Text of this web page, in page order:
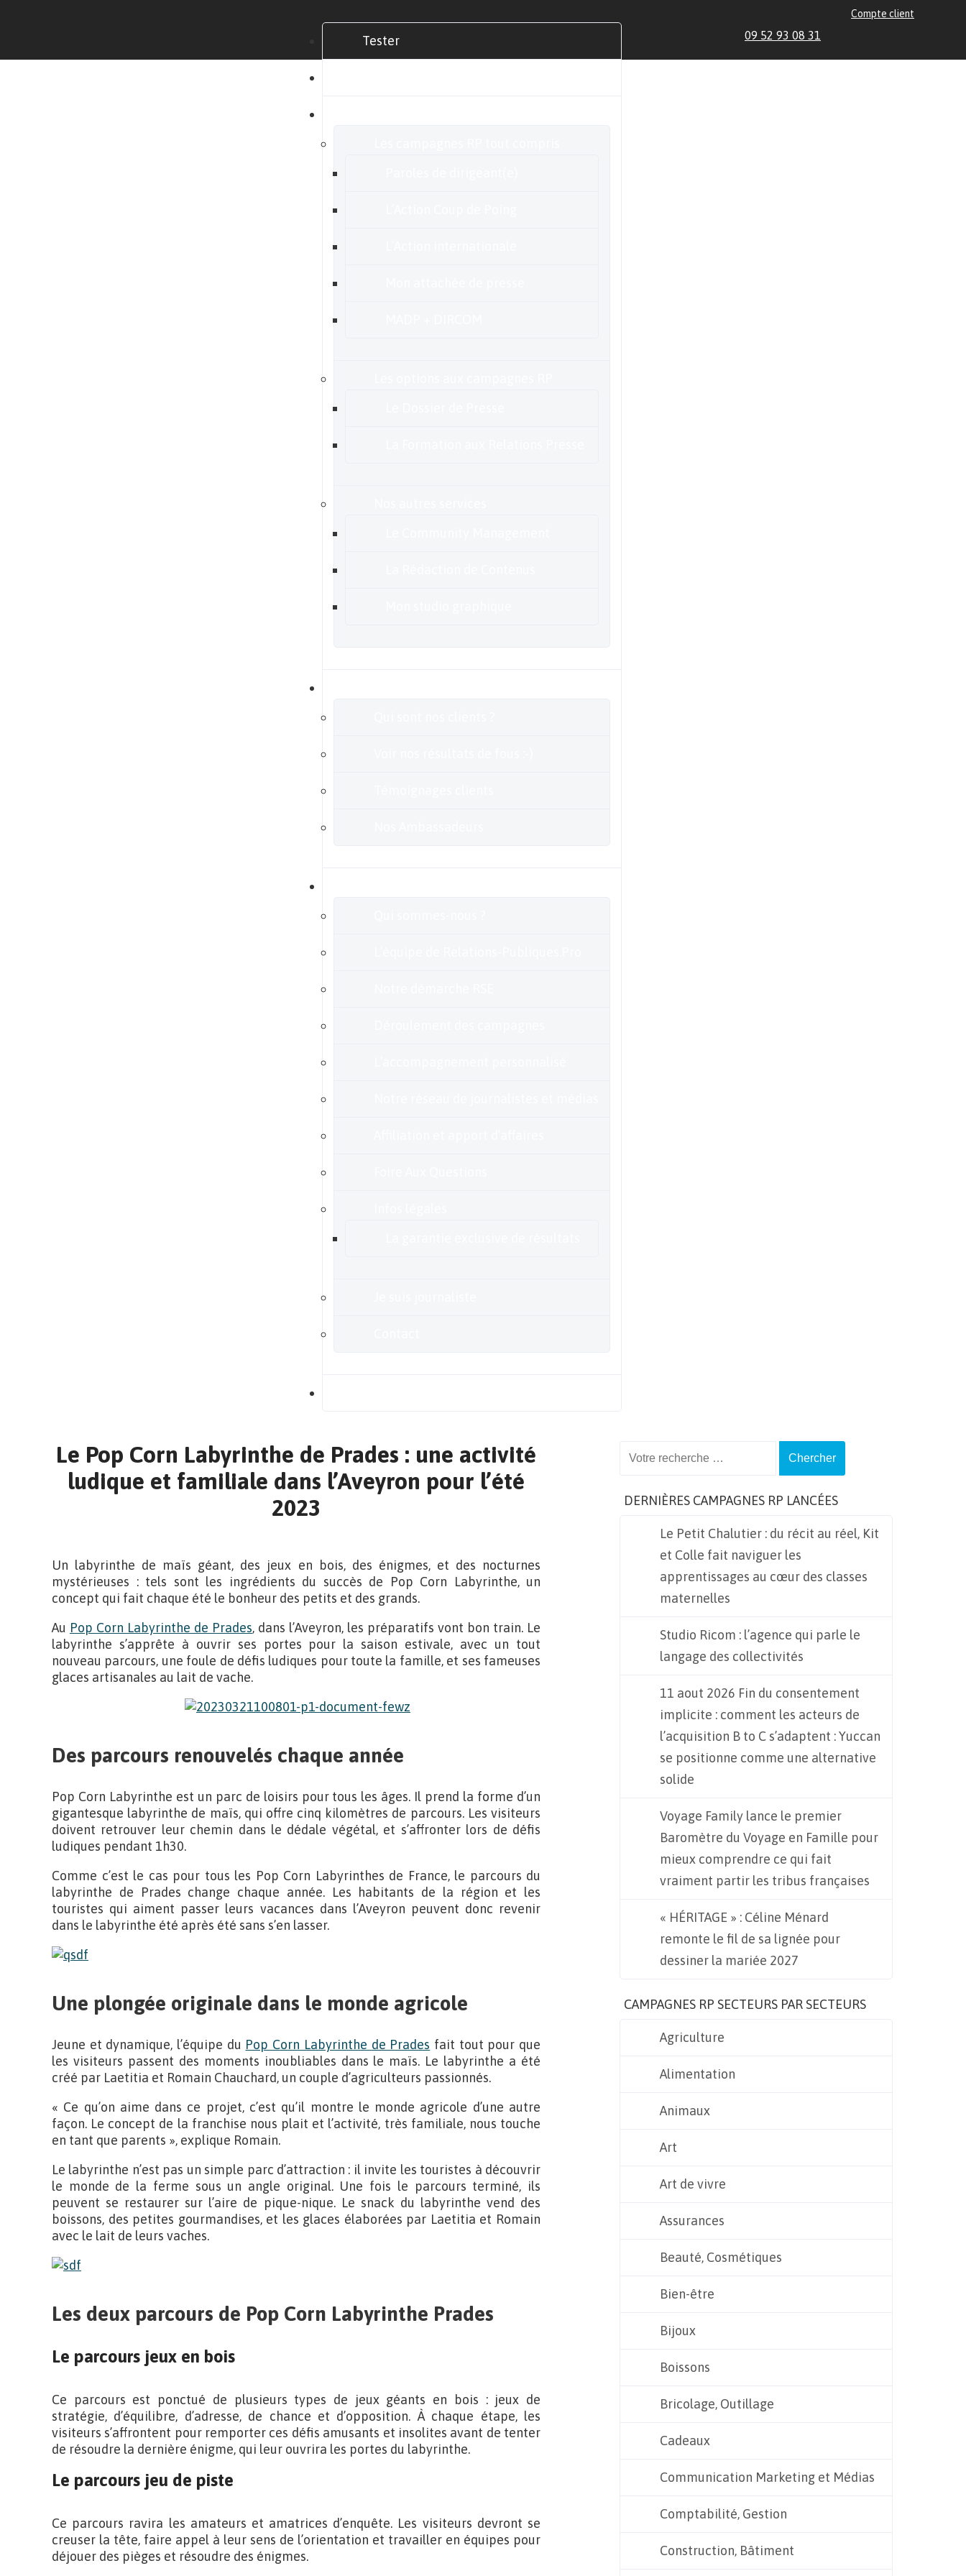
Tester
Compte client
09 52 93 08 31
Le Pop Corn Labyrinthe de Prades : une activité
ludique et familiale dans l’Aveyron pour l’été
2023
Un labyrinthe de maïs géant, des jeux en bois, des énigmes, et des nocturnes
mystérieuses : tels sont les ingrédients du succès de Pop Corn Labyrinthe, un
concept qui fait chaque été le bonheur des petits et des grands.
Au Pop Corn Labyrinthe de Prades, dans l’Aveyron, les préparatifs vont bon train. Le
labyrinthe s’apprête à ouvrir ses portes pour la saison estivale, avec un tout
nouveau parcours, une foule de défis ludiques pour toute la famille, et ses fameuses
glaces artisanales au lait de vache.
Des parcours renouvelés chaque année
Pop Corn Labyrinthe est un parc de loisirs pour tous les âges. Il prend la forme d’un
gigantesque labyrinthe de maïs, qui offre cinq kilomètres de parcours. Les visiteurs
doivent retrouver leur chemin dans le dédale végétal, et s’affronter lors de défis
ludiques pendant 1h30.
Comme c’est le cas pour tous les Pop Corn Labyrinthes de France, le parcours du
labyrinthe de Prades change chaque année. Les habitants de la région et les
touristes qui aiment passer leurs vacances dans l’Aveyron peuvent donc revenir
dans le labyrinthe été après été sans s’en lasser.
Une plongée originale dans le monde agricole
Jeune et dynamique, l’équipe du Pop Corn Labyrinthe de Prades fait tout pour que
les visiteurs passent des moments inoubliables dans le maïs. Le labyrinthe a été
créé par Laetitia et Romain Chauchard, un couple d’agriculteurs passionnés.
« Ce qu’on aime dans ce projet, c’est qu’il montre le monde agricole d’une autre
façon. Le concept de la franchise nous plait et l’activité, très familiale, nous touche
en tant que parents », explique Romain.
Le labyrinthe n’est pas un simple parc d’attraction : il invite les touristes à découvrir
le monde de la ferme sous un angle original. Une fois le parcours terminé, ils
peuvent se restaurer sur l’aire de pique-nique. Le snack du labyrinthe vend des
boissons, des petites gourmandises, et les glaces élaborées par Laetitia et Romain
avec le lait de leurs vaches.
Les deux parcours de Pop Corn Labyrinthe Prades
Le parcours jeux en bois
Ce parcours est ponctué de plusieurs types de jeux géants en bois : jeux de
stratégie, d’équilibre, d’adresse, de chance et d’opposition. À chaque étape, les
visiteurs s’affrontent pour remporter ces défis amusants et insolites avant de tenter
de résoudre la dernière énigme, qui leur ouvrira les portes du labyrinthe.
Le parcours jeu de piste
Ce parcours ravira les amateurs et amatrices d’enquête. Les visiteurs devront se
creuser la tête, faire appel à leur sens de l’orientation et travailler en équipes pour
déjouer des pièges et résoudre des énigmes.
DERNIÈRES CAMPAGNES RP LANCÉES
Le Petit Chalutier : du récit au réel, Kit
et Colle fait naviguer les
apprentissages au cœur des classes
maternelles
Studio Ricom : l’agence qui parle le
langage des collectivités
11 aout 2026 Fin du consentement
implicite : comment les acteurs de
l’acquisition B to C s’adaptent : Yuccan
se positionne comme une alternative
solide
Voyage Family lance le premier
Baromètre du Voyage en Famille pour
mieux comprendre ce qui fait
vraiment partir les tribus françaises
« HÉRITAGE » : Céline Ménard
remonte le fil de sa lignée pour
dessiner la mariée 2027
CAMPAGNES RP SECTEURS PAR SECTEURS
Agriculture
Alimentation
Animaux
Art
Art de vivre
Assurances
Beauté, Cosmétiques
Bien-être
Bijoux
Boissons
Bricolage, Outillage
Cadeaux
Communication Marketing et Médias
Comptabilité, Gestion
Construction, Bâtiment